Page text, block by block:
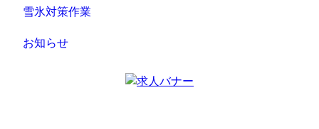
雪氷対策作業
お知らせ